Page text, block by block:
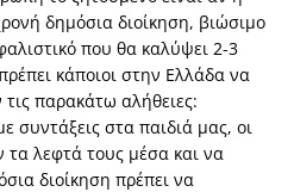
δημόσια διοίκηση, βιώσιμο
που θα καλύψει 2-3
κάποιοι στην Ελλάδα να
παρακάτω αλήθειες:
στα παιδιά μας, οι
τα λεφτά τους μέσα και να
διοίκηση πρέπει να